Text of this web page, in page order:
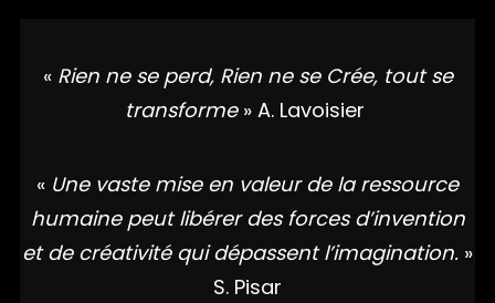
« Rien ne se perd, Rien ne se Crée, tout se
transforme » A. Lavoisier
« Une vaste mise en valeur de la ressource
humaine peut libérer des forces d’invention
et de créativité qui dépassent l’imagination. »
S. Pisar